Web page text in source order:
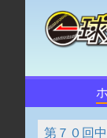
第７０回